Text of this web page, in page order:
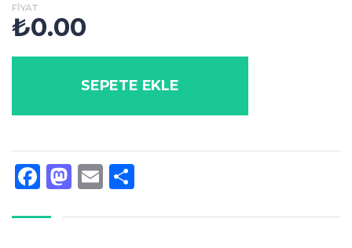
FIYAT
₺0.00
SEPETE EKLE
Facebook
Mastodon
Email